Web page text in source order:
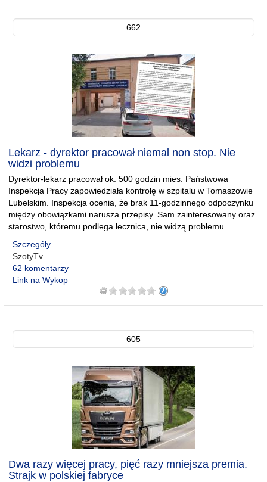
662
Lekarz - dyrektor pracował niemal non stop. Nie
widzi problemu
Dyrektor-lekarz pracował ok. 500 godzin mies. Państwowa
Inspekcja Pracy zapowiedziała kontrolę w szpitalu w Tomaszowie
Lubelskim. Inspekcja ocenia, że brak 11-godzinnego odpoczynku
między obowiązkami narusza przepisy. Sam zainteresowany oraz
starostwo, któremu podlega lecznica, nie widzą problemu
Szczegóły
SzotyTv
62 komentarzy
Link na Wykop
605
Dwa razy więcej pracy, pięć razy mniejsza premia.
Strajk w polskiej fabryce